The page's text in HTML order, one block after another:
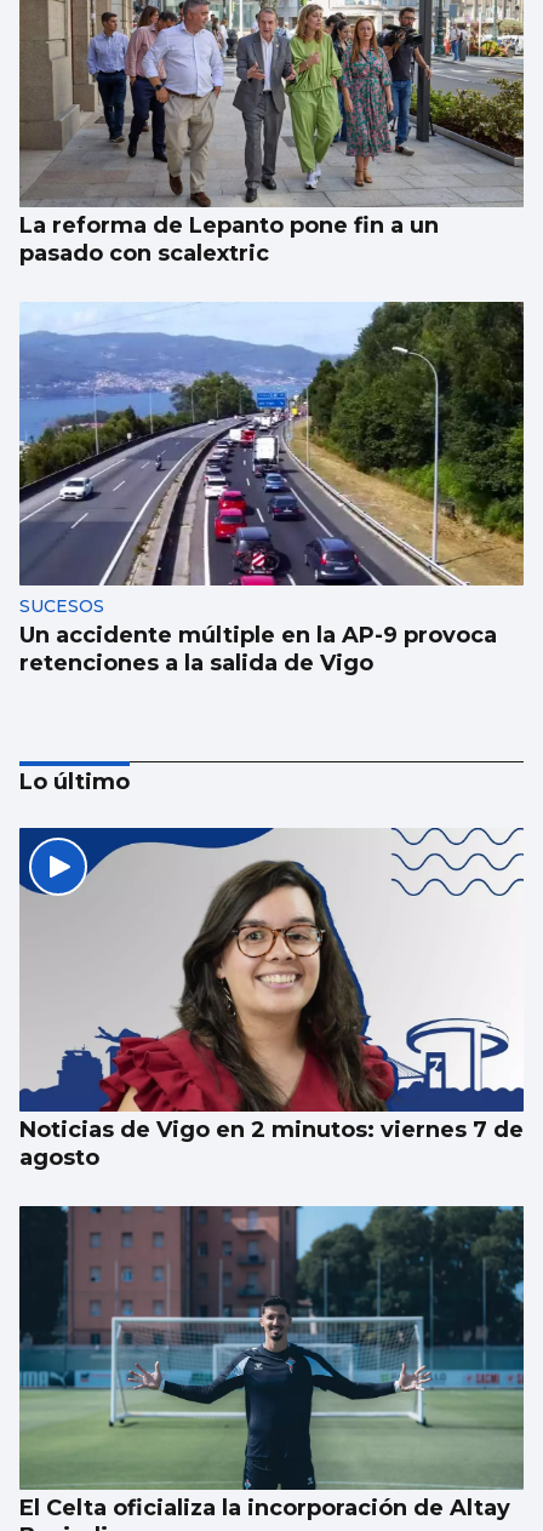
La reforma de Lepanto pone fin a un
pasado con scalextric
SUCESOS
Un accidente múltiple en la AP-9 provoca
retenciones a la salida de Vigo
Luz verde definitiva al vial de acceso para
el CEIP Párroco Don Camilo
Lo último
Noticias de Vigo en 2 minutos: viernes 7 de
agosto
El Celta oficializa la incorporación de Altay